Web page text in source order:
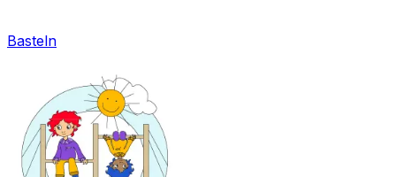
Basteln